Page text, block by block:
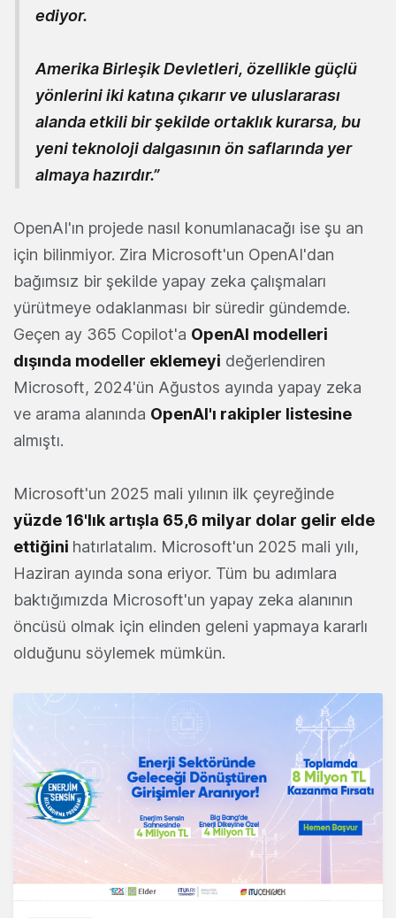
ediyor.
Amerika Birleşik Devletleri, özellikle güçlü
yönlerini iki katına çıkarır ve uluslararası
alanda etkili bir şekilde ortaklık kurarsa, bu
yeni teknoloji dalgasının ön saflarında yer
almaya hazırdır.”
OpenAI'ın projede nasıl konumlanacağı ise şu an
için bilinmiyor. Zira Microsoft'un OpenAI'dan
bağımsız bir şekilde yapay zeka çalışmaları
yürütmeye odaklanması bir süredir gündemde.
Geçen ay 365 Copilot'a OpenAI modelleri
dışında modeller eklemeyi değerlendiren
Microsoft, 2024'ün Ağustos ayında yapay zeka
ve arama alanında OpenAI'ı rakipler listesine
almıştı.
Microsoft'un 2025 mali yılının ilk çeyreğinde
yüzde 16'lık artışla 65,6 milyar dolar gelir elde
ettiğini hatırlatalım. Microsoft'un 2025 mali yılı,
Haziran ayında sona eriyor. Tüm bu adımlara
baktığımızda Microsoft'un yapay zeka alanının
öncüsü olmak için elinden geleni yapmaya kararlı
olduğunu söylemek mümkün.